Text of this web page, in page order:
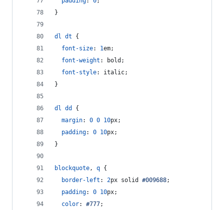
}
dl dt {
font-size: 1em;
font-weight :
bold;
font-style:
italic;
}
dl dd
{
margin: 0 0 10px;
padding: 0 10px;
}
blockquote, q {
border-left : 2px solid #009688;
padding: 0 10px;
color: #777;